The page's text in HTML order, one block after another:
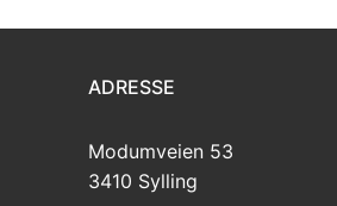
ADRESSE
Modumveien 53
3410 Sylling